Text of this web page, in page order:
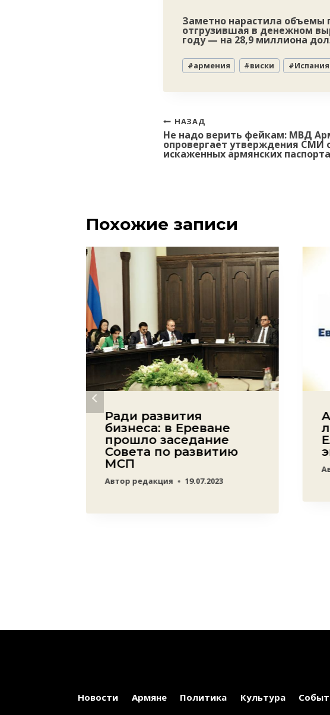
Заметно нарастила объемы
отгрузившая в денежном
году — на 28,9 миллиона
Метки
записи:
#армения #виски #Испания
Навигация
по
записям
НАЗАД
Не надо верить фейкам: МВД
опровергает утверждения СМИ
искаженных армянских
Похожие записи
Ради развития
бизнеса: в Ереване
прошло заседание
Совета по развитию
МСП
Автор редакция 19.07.2023
Новости Армяне Политика Культура